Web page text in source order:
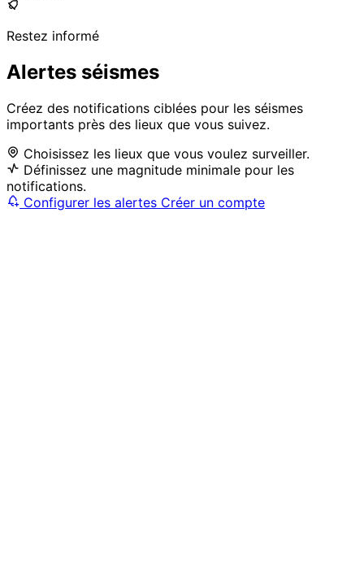
Restez informé
Alertes séismes
Créez des notifications ciblées pour les séismes
importants près des lieux que vous suivez.
Choisissez les lieux que vous voulez surveiller.
Définissez une magnitude minimale pour les
notifications.
Configurer les alertes Créer un compte